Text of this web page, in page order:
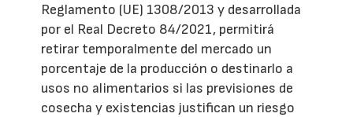
Reglamento (UE) 1308/2013 y desarrollada
por el Real Decreto 84/2021, permitirá
retirar temporalmente del mercado un
porcentaje de la producción o destinarlo a
usos no alimentarios si las previsiones de
cosecha y existencias justifican un riesgo